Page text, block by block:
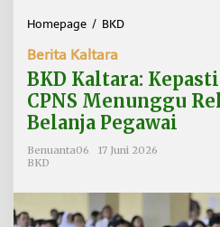
Homepage / BKD
K
a
t
a
r
e
Berita Kaltara
BKD Kaltara:
CPNS Menunggu
Belanja Pegawai
Benuanta06
17 Juni 2026
BKD